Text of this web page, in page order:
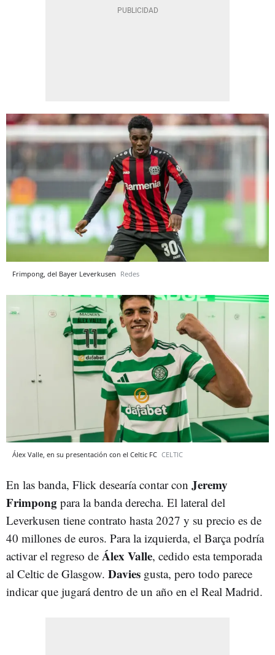
Frimpong, del Bayer Leverkusen Redes
Álex Valle, en su presentación con el Celtic FC CELTIC
En las banda, Flick desearía contar con Jeremy
Frimpong para la banda derecha. El lateral del
Leverkusen tiene contrato hasta 2027 y su precio es de
40 millones de euros. Para la izquierda, el Barça podría
activar el regreso de Álex Valle, cedido esta temporada
al Celtic de Glasgow. Davies gusta, pero todo parece
indicar que jugará dentro de un año en el Real Madrid.